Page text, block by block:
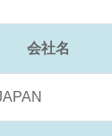
会社名